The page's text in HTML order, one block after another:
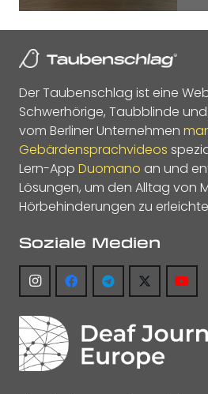
Der Taubenschlag ist eine
Schwerhörige, Taubblinde
vom Berliner Unternehmen
Gebärdensprachvideos
Lern-App Duomano an und
Lösungen, um den Alltag von
Hörbehinderungen zu
Soziale Medien